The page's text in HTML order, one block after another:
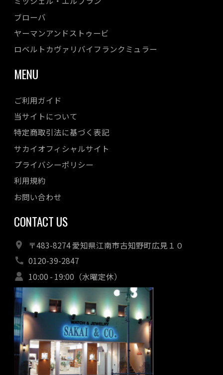
ブローバ
ヤーマンアンドストゥービ
ロベルトカヴァリバイフランクミュラー
MENU
ご利用ガイド
当サイトについて
特定商取引法に基づく表記
サカイオフィシャルサイト
プライバシーポリシー
利用規約
お問い合わせ
CONTACT US
〒483-8274 愛知県江南市古知野町広見１０
0120-39-2847
10:00 - 19:00（水曜定休）